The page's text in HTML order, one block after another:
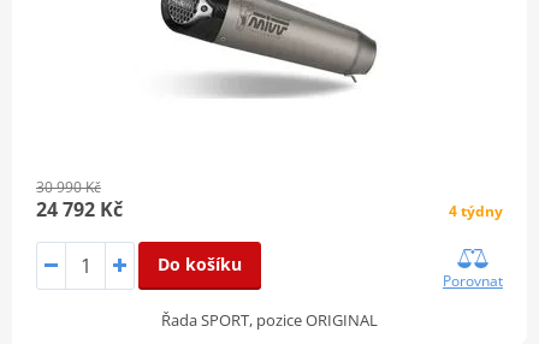
30 990 Kč
24 792 Kč 4 týdny
Do košíku
Porovnat
Řada SPORT, pozice ORIGINAL